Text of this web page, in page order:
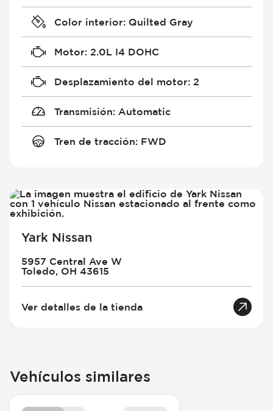
Color interior: Quilted Gray
Motor: 2.0L I4 DOHC
Desplazamiento del motor: 2
Transmisión: Automatic
Tren de tracción: FWD
Yark Nissan
5957 Central Ave W
Toledo, OH 43615
Ver detalles de la tienda
Vehículos similares